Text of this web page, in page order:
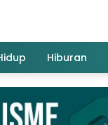
Hiburan